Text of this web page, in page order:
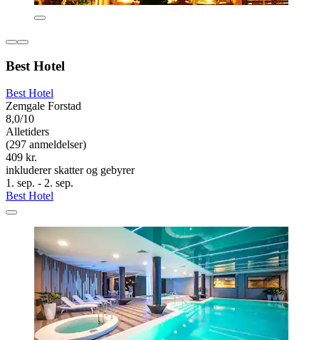
Best Hotel
Best Hotel
Zemgale Forstad
8,0/10
Alletiders
(297 anmeldelser)
409 kr.
inkluderer skatter og gebyrer
1. sep. - 2. sep.
Best Hotel